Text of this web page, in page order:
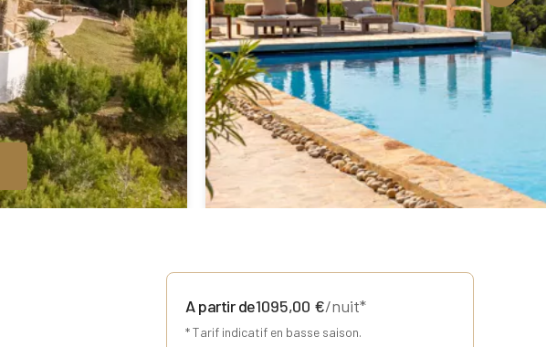
A partir de1095,00 €/nuit*
* Tarif indicatif en basse saison.